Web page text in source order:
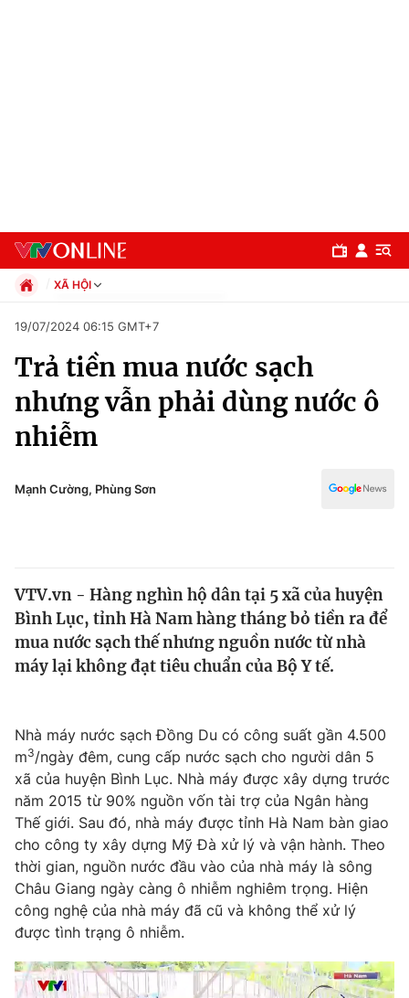
Chuyên mục
Chính trị
Thế giới
Tin tức
Câu chuyện quốc tế
Kinh tế
Thị trường
Góc doanh nghiệp
Dữ liệu và đời sống
Truyền hình
Phim VTV
Hậu trường
Nhân vật
Khán giả
Giải sao mai
Giải trí
Điện ảnh
Âm nhạc
Đời sống
Du lịch
Làm đẹp
Giáo dục
Tuyển sinh
XÃ HỘI
Xã hội
Pháp luật
Thể thao
Truyền hình
Đời sống
19/07/2024 06:15 GMT+7
Trả tiền mua nước sạch
nhưng vẫn phải dùng nước ô
nhiễm
Mạnh Cường, Phùng Sơn
VTV.vn - Hàng nghìn hộ dân tại 5 xã của huyện
Bình Lục, tỉnh Hà Nam hàng tháng bỏ tiền ra để
mua nước sạch thế nhưng nguồn nước từ nhà
máy lại không đạt tiêu chuẩn của Bộ Y tế.
Nhà máy nước sạch Đồng Du có công suất gần 4.500
m3/ngày đêm, cung cấp nước sạch cho người dân 5
xã của huyện Bình Lục. Nhà máy được xây dựng trước
năm 2015 từ 90% nguồn vốn tài trợ của Ngân hàng
Thế giới. Sau đó, nhà máy được tỉnh Hà Nam bàn giao
cho công ty xây dựng Mỹ Đà xử lý và vận hành. Theo
thời gian, nguồn nước đầu vào của nhà máy là sông
Châu Giang ngày càng ô nhiễm nghiêm trọng. Hiện
công nghệ của nhà máy đã cũ và không thể xử lý
được tình trạng ô nhiễm.